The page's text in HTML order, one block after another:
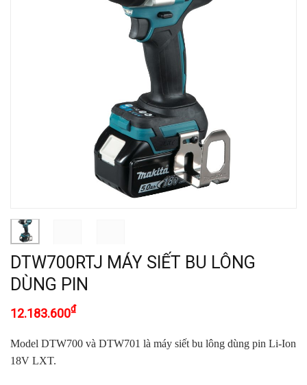
DTW700RTJ MÁY SIẾT BU LÔNG
DÙNG PIN
12.183.600₫
Model DTW700 và DTW701 là máy siết bu lông dùng pin Li-Ion
18V LXT.